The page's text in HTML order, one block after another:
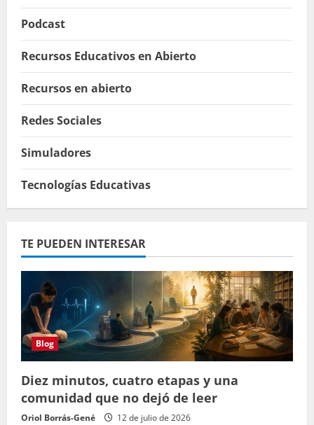
Podcast
Recursos Educativos en Abierto
Recursos en abierto
Redes Sociales
Simuladores
Tecnologías Educativas
TE PUEDEN INTERESAR
Blog
Diez minutos, cuatro etapas y una
comunidad que no dejó de leer
Oriol Borrás-Gené 12 de julio de 2026